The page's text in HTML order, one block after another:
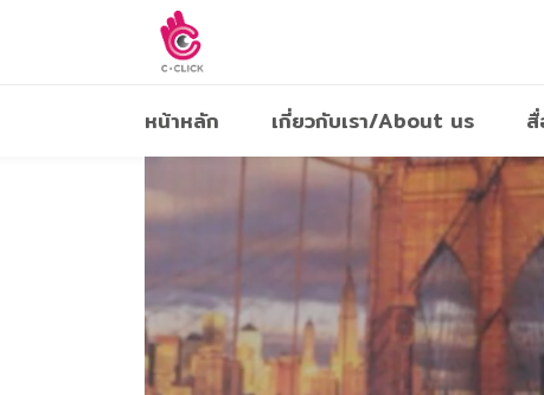
หน้าหลัก เกี่ยวกับเรา/About us